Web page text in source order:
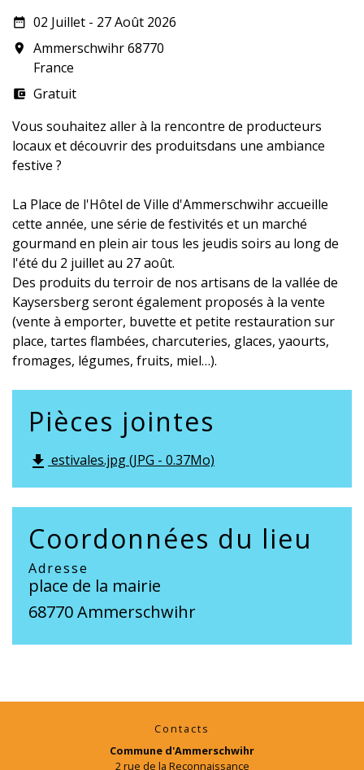
date_range 02 Juillet - 27 Août 2026
room
Ammerschwihr 68770
France
account_balance_wallet Gratuit
Vous souhaitez aller à la rencontre de producteurs
locaux et découvrir des produitsdans une ambiance
festive ?
La Place de l'Hôtel de Ville d'Ammerschwihr accueille
cette année, une série de festivités et un marché
gourmand en plein air tous les jeudis soirs au long de
l'été du 2 juillet au 27 août.
Des produits du terroir de nos artisans de la vallée de
Kaysersberg seront également proposés à la vente
(vente à emporter, buvette et petite restauration sur
place, tartes flambées, charcuteries, glaces, yaourts,
fromages, légumes, fruits, miel…).
Pièces jointes
file_download estivales.jpg (JPG - 0.37Mo)
Coordonnées du lieu
Adresse
place de la mairie
68770 Ammerschwihr
Contacts
Commune d'Ammerschwihr
2 rue de la Reconnaissance